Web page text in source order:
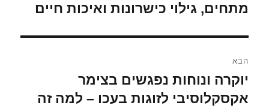
הקודם:
מתחים, גילוי כישרונות ואיכות חיים
הבא
הפוסט
הבא:
יוקרה ונוחות נפגשים בצימר
אקסקלוסיבי לזוגות בעכו – למה זה